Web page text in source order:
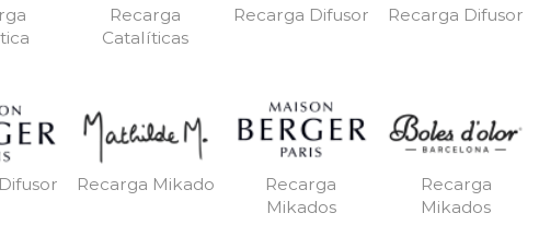
Recarga
Catalíticas
Recarga Difusor Recarga Difusor
Recarga Mikado
Recarga
Mikados
Recarga
Mikados